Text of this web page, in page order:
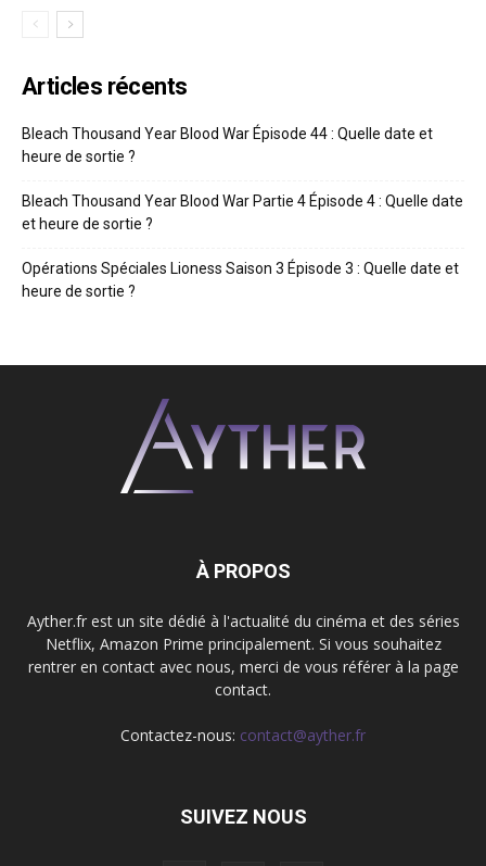
Articles récents
Bleach Thousand Year Blood War Épisode 44 : Quelle date et
heure de sortie ?
Bleach Thousand Year Blood War Partie 4 Épisode 4 : Quelle date
et heure de sortie ?
Opérations Spéciales Lioness Saison 3 Épisode 3 : Quelle date et
heure de sortie ?
À PROPOS
Ayther.fr est un site dédié à l'actualité du cinéma et des séries
Netflix, Amazon Prime principalement. Si vous souhaitez
rentrer en contact avec nous, merci de vous référer à la page
contact.
Contactez-nous: contact@ayther.fr
SUIVEZ NOUS